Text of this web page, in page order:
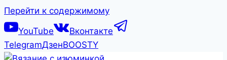
Перейти к содержимому
YouTube
Вконтакте
TelegramДзенBOOSTY